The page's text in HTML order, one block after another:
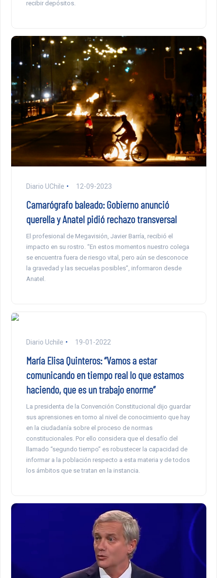
recibir depósitos.
Diario UChile 12-09-2023
Camarógrafo baleado: Gobierno anunció
querella y Anatel pidió rechazo transversal
El profesional de Megavisión, Javier Barría, recibió el
impacto en su rostro. “En estos momentos nuestro colega
se encuentra fuera de riesgo vital, pero aún se desconoce
la gravedad y las secuelas posibles”, informaron desde
Anatel.
Diario Uchile 19-01-2022
María Elisa Quinteros: “Vamos a estar
comunicando en tiempo real lo que estamos
haciendo, que es un trabajo enorme”
La presidenta de la Convención Constitucional dijo guardar
sus aprensiones en torno al nivel de conocimiento que hay
en la ciudadanía sobre el proceso de normas
constitucionales. Por ello considera que el desafío del
llamado “segundo tiempo” es robustecer la capacidad de
informar a la población respecto a esta materia y de todos
los ámbitos que se tratan en la instancia.